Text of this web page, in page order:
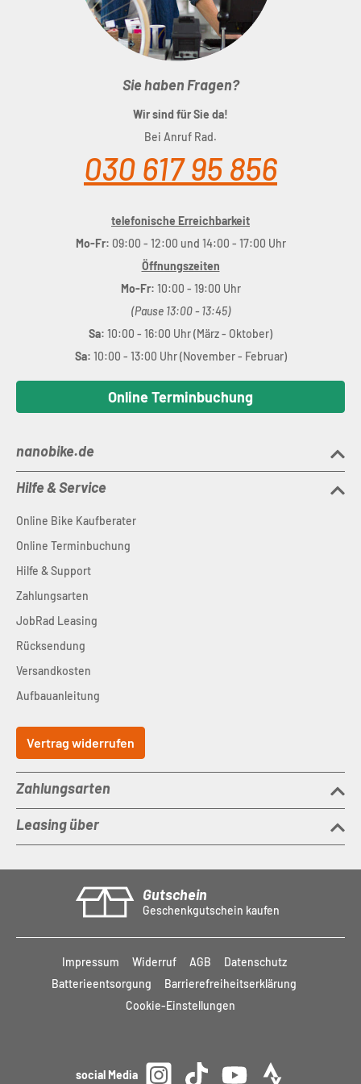
Sie haben Fragen?
Wir sind für Sie da!
Bei Anruf Rad.
030 617 95 856
telefonische Erreichbarkeit
Mo-Fr: 09:00 - 12:00 und 14:00 - 17:00 Uhr
Öffnungszeiten
Mo-Fr: 10:00 - 19:00 Uhr
(Pause 13:00 - 13:45)
Sa: 10:00 - 16:00 Uhr (März - Oktober)
Sa: 10:00 - 13:00 Uhr (November - Februar)
Online Terminbuchung
nanobike.de
Hilfe & Service
Online Bike Kaufberater
Online Terminbuchung
Hilfe & Support
Zahlungsarten
JobRad Leasing
Rücksendung
Versandkosten
Aufbauanleitung
Vertrag widerrufen
Zahlungsarten
Leasing über
Gutschein
Geschenkgutschein kaufen
Impressum Widerruf AGB
Datenschutz
Batterieentsorgung
Barrierefreiheitserklärung
Cookie-Einstellungen
social Media